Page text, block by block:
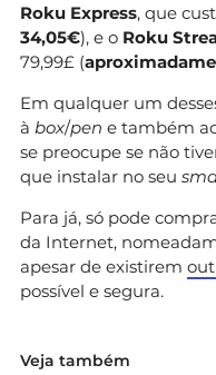
Roku Express, que
34,05€), e o Roku
79,99£ (
Em qualquer um
à box/pen e também
se preocupe se não
que instalar no seu
Para já, só pode
da Internet,
apesar de existirem
possível e segura.
Veja também